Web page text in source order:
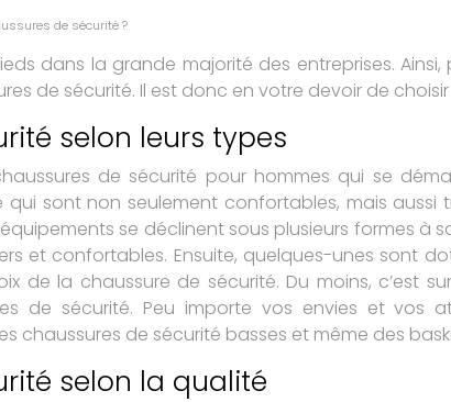
de sécurité ?
dans la grande majorité des entreprises.
de sécurité. Il est donc en votre devoir de
selon leurs types
de sécurité pour hommes qui se
qui sont non seulement confortables, mais aussi
se déclinent sous plusieurs formes
et confortables. Ensuite, quelques-unes sont
de la chaussure de sécurité. Du moins, c’est
de sécurité. Peu importe vos envies et vos
chaussures de sécurité basses et même des
selon la qualité